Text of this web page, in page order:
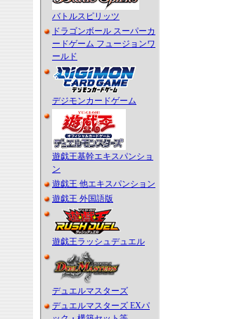
バトルスピリッツ
ドラゴンボール スーパーカ
ードゲーム フュージョンワ
ールド
デジモンカードゲーム
遊戯王基幹エキスパンショ
ン
遊戯王 他エキスパンション
遊戯王 外国語版
遊戯王ラッシュデュエル
デュエルマスターズ
デュエルマスターズ EXパ